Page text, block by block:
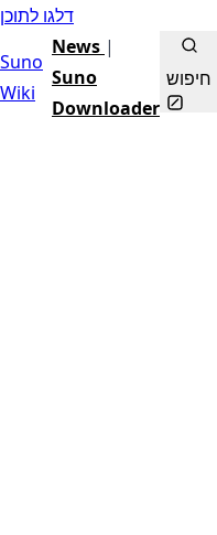
דלגו לתוכן
Suno
Wiki
News |
Suno
Downloader
חיפוש